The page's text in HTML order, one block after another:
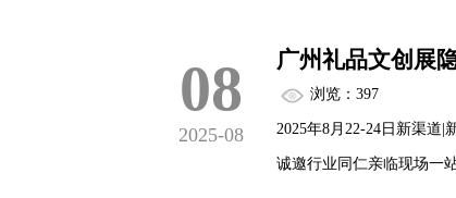
08
2025-08
广州礼品文创展
浏览：397
2025年8月22-24日新渠道|
诚邀行业同仁亲临现场一